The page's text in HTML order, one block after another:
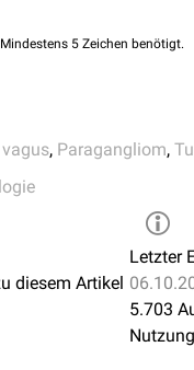
5 Zeichen benötigt.
, Paragangliom,
diesem Artikel
Letzter
5.703